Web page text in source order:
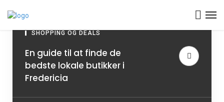
SHOPPING OG DEALS
En guide til at finde de
bedste lokale butikker i
Fredericia